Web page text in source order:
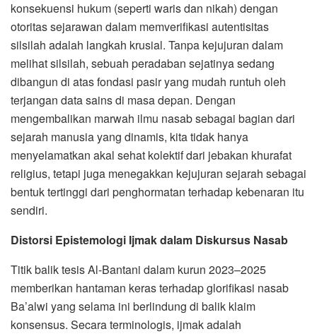
konsekuensi hukum (seperti waris dan nikah) dengan
otoritas sejarawan dalam memverifikasi autentisitas
silsilah adalah langkah krusial. Tanpa kejujuran dalam
melihat silsilah, sebuah peradaban sejatinya sedang
dibangun di atas fondasi pasir yang mudah runtuh oleh
terjangan data sains di masa depan. Dengan
mengembalikan marwah ilmu nasab sebagai bagian dari
sejarah manusia yang dinamis, kita tidak hanya
menyelamatkan akal sehat kolektif dari jebakan khurafat
religius, tetapi juga menegakkan kejujuran sejarah sebagai
bentuk tertinggi dari penghormatan terhadap kebenaran itu
sendiri.
Distorsi Epistemologi Ijmak dalam Diskursus Nasab
Titik balik tesis Al-Bantani dalam kurun 2023–2025
memberikan hantaman keras terhadap glorifikasi nasab
Ba’alwi yang selama ini berlindung di balik klaim
konsensus. Secara terminologis, ijmak adalah